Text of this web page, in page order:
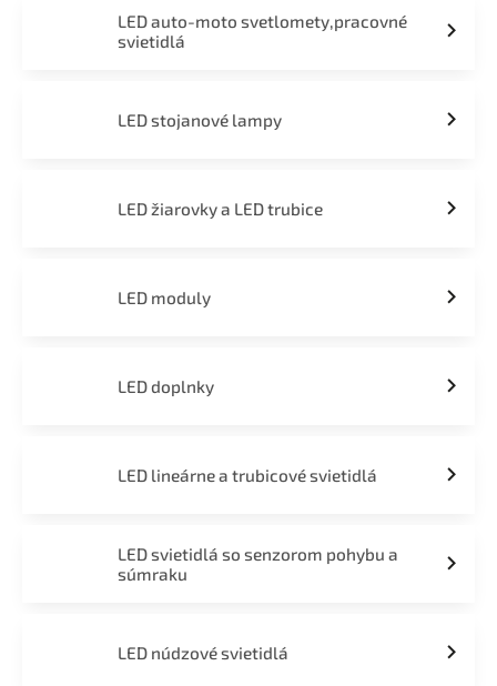
LED auto-moto svetlomety,pracovné
svietidlá
LED stojanové lampy
LED žiarovky a LED trubice
LED moduly
LED doplnky
LED lineárne a trubicové svietidlá
LED svietidlá so senzorom pohybu a
súmraku
LED núdzové svietidlá